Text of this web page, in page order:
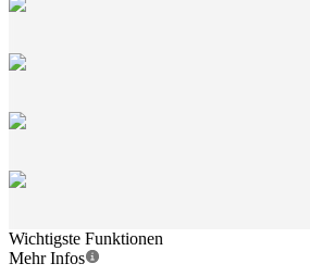
Wichtigste Funktionen
Mehr Infos